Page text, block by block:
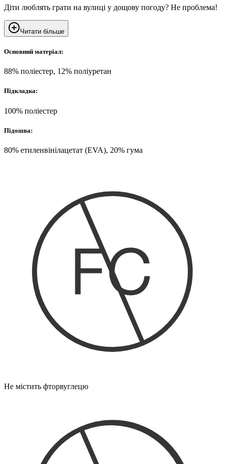
Діти люблять грати на вулиці у дощову погоду? Не проблема!
Читати більше
Основний матеріал:
88% поліестер, 12% поліуретан
Підкладка:
100% поліестер
Підошва:
80% етиленвінілацетат (EVA), 20% гума
Не містить фторвуглецю